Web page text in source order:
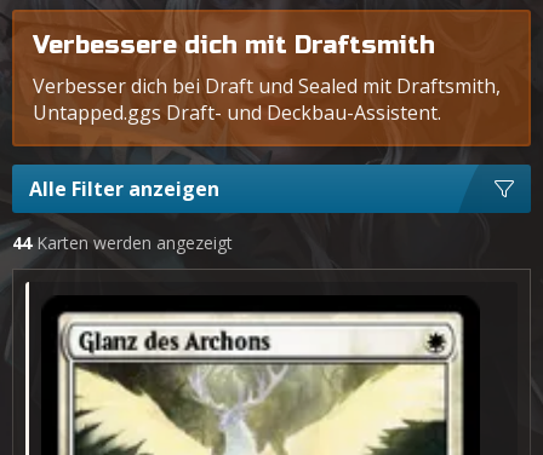
Verbessere dich mit Draftsmith
Verbesser dich bei Draft und Sealed mit Draftsmith,
Untapped.ggs Draft- und Deckbau-Assistent.
Alle Filter anzeigen
44Karten werden angezeigt
Glanz des Archons